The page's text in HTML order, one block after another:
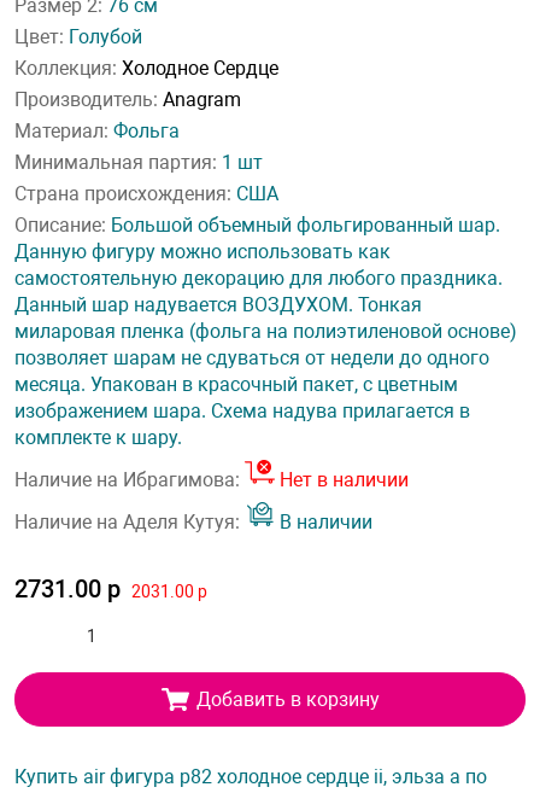
Размер 2: 76 см
Цвет: Голубой
Коллекция: Холодное Сердце
Производитель: Anagram
Материал: Фольга
Минимальная партия: 1 шт
Страна происхождения: США
Описание: Большой объемный фольгированный шар.
Данную фигуру можно использовать как
самостоятельную декорацию для любого праздника.
Данный шар надувается ВОЗДУХОМ. Тонкая
миларовая пленка (фольга на полиэтиленовой основе)
позволяет шарам не сдуваться от недели до одного
месяца. Упакован в красочный пакет, с цветным
изображением шара. Схема надува прилагается в
комплекте к шару.
Наличие на Ибрагимова:
Нет в наличии
Наличие на Аделя Кутуя:
В наличии
2731.00 р 2031.00 р
Добавить в корзину
Купить air фигура p82 холодное сердце ii, эльза а по